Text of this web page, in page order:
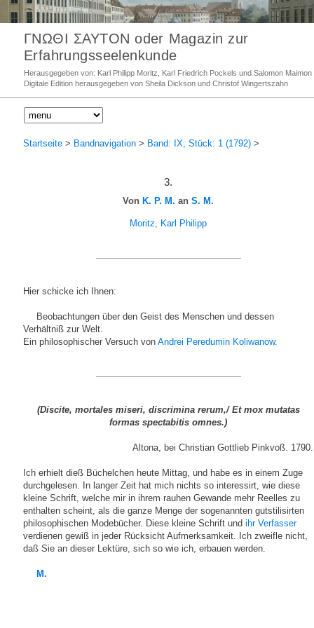
ΓΝΩΘΙ ΣΑΥΤΟΝ oder Magazin zur
Erfahrungsseelenkunde
Herausgegeben von: Karl Philipp Moritz, Karl Friedrich Pockels und Salomon Maimon
Digitale Edition herausgegeben von Sheila Dickson und Christof Wingertszahn
Startseite > Bandnavigation > Band: IX, Stück: 1 (1792) >
3.
Von K. P. M. an S. M.
Moritz, Karl Philipp
Hier schicke ich Ihnen:
Beobachtungen über den Geist des Menschen und dessen
Verhältniß zur Welt.
Ein philosophischer Versuch von Andrei Peredumin Koliwanow.
(Discite, mortales miseri, discrimina rerum,/ Et mox mutatas
formas spectabitis omnes.)
Altona, bei Christian Gottlieb Pinkvoß. 1790.
Ich erhielt dieß Büchelchen heute Mittag, und habe es in einem Zuge
durchgelesen. In langer Zeit hat mich nichts so interessirt, wie diese
kleine Schrift, welche mir in ihrem rauhen Gewande mehr Reelles zu
enthalten scheint, als die ganze Menge der sogenannten gutstilisirten
philosophischen Modebücher. Diese kleine Schrift und ihr Verfasser
verdienen gewiß in jeder Rücksicht Aufmerksamkeit. Ich zweifle nicht,
daß Sie an dieser Lektüre, sich so wie ich, erbauen werden.
M.